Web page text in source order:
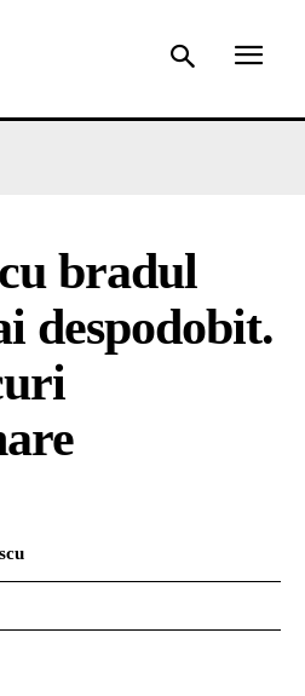
bradul
despodobit.